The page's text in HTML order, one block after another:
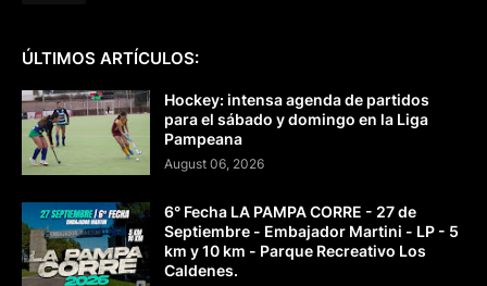
ÚLTIMOS ARTÍCULOS:
Hockey: intensa agenda de partidos
para el sábado y domingo en la Liga
Pampeana
August 06, 2026
6° Fecha LA PAMPA CORRE - 27 de
Septiembre - Embajador Martini - LP - 5
km y 10 km - Parque Recreativo Los
Caldenes.